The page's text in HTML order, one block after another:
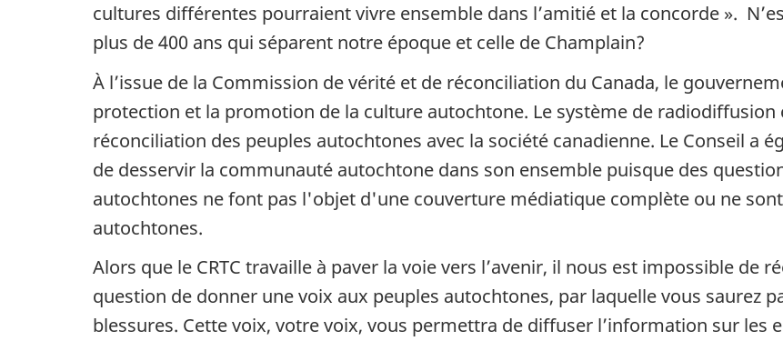
cultures différentes pourraient vivre ensemble dans l’amitié et la concorde ».
plus de 400 ans qui séparent notre époque et celle de Champlain?
À l’issue de la Commission de vérité et de réconciliation du Canada, le
protection et la promotion de la culture autochtone. Le système de
réconciliation des peuples autochtones avec la société canadienne. Le Conseil a
de desservir la communauté autochtone dans son ensemble puisque des
autochtones ne font pas l'objet d'une couverture médiatique complète ou ne
autochtones.
Alors que le CRTC travaille à paver la voie vers l’avenir, il nous est impossible de
question de donner une voix aux peuples autochtones, par laquelle vous saurez
blessures. Cette voix, votre voix, vous permettra de diffuser l’information sur les